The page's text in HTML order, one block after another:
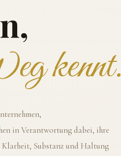
kennt.
in Verantwortung dabei, ihre
Substanz und Haltung